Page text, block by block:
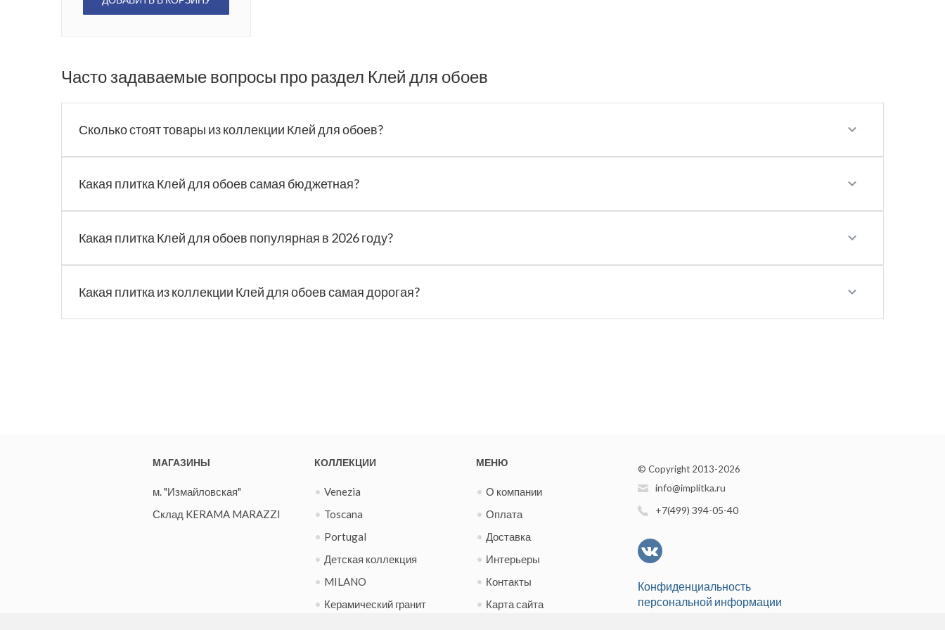
Часто задаваемые вопросы про раздел Клей для обоев
Сколько стоят товары из коллекции Клей для обоев?
Какая плитка Клей для обоев самая бюджетная?
Какая плитка Клей для обоев популярная в 2026 году?
Какая плитка из коллекции Клей для обоев самая дорогая?
МАГАЗИНЫ
м. "Измайловская"
Склад KERAMA MARAZZI
КОЛЛЕКЦИИ
Venezia
Toscana
Portugal
Детская коллекция
MILANO
Керамический гранит
МЕНЮ
О компании
Оплата
Доставка
Интерьеры
Контакты
Карта сайта
© Copyright 2013-2026
info@implitka.ru
+7(499) 394-05-40
Конфиденциальность
персональной информации